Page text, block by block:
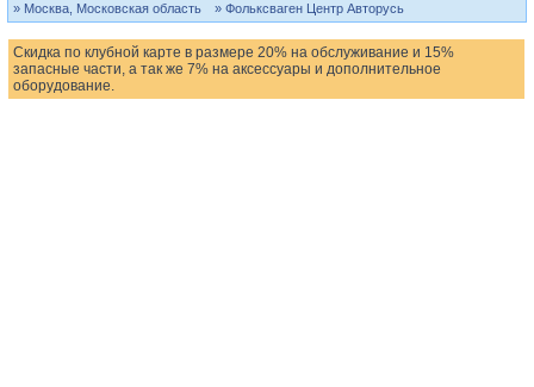
» Москва, Московская область
» Фольксваген Центр Авторусь
Скидка по клубной карте в размере 20% на обслуживание и 15%
запасные части, а так же 7% на аксессуары и дополнительное
оборудование.